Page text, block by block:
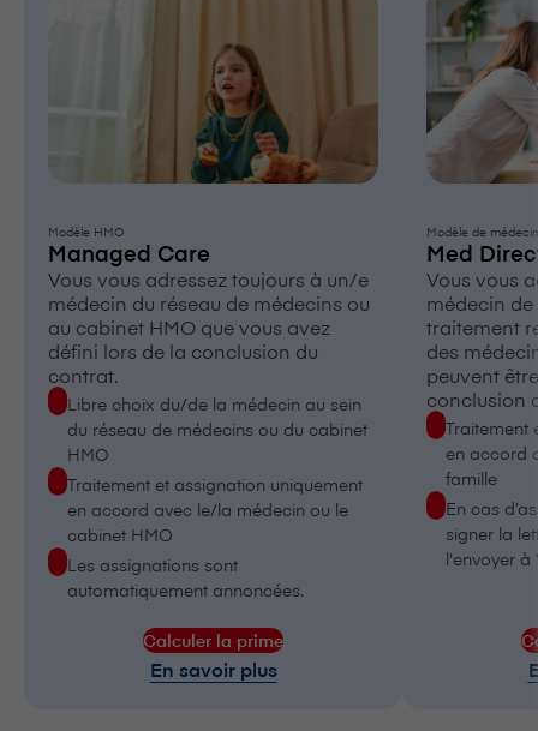
Modèle HMO
Managed Care
Vous vous adressez toujours à un/e
médecin du réseau de médecins ou
au cabinet HMO que vous avez
défini lors de la conclusion du
contrat.
Libre choix du/de la médecin au sein
du réseau de médecins ou du cabinet
HMO
Traitement et assignation uniquement
en accord avec le/la médecin ou le
cabinet HMO
Les assignations sont
automatiquement annoncées.
Calculer la prime
En savoir plus
Modèle de
Med
Vous vous
médecin
traitement
des
peuvent
conclusion
Traitement
en accord
famille
En cas
signer la
l'envoyer à